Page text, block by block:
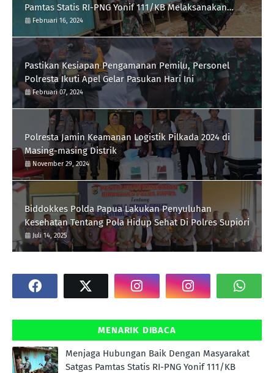
Pamtas Statis RI-PNG Yonif 111/KB Melaksanakan
Silaturrahmi
Februari 16, 2024
Pastikan Kesiapan Pengamanan Pemilu, Personel
Polresta Ikuti Apel Gelar Pasukan Hari Ini
Februari 07, 2024
Polresta Jamin Keamanan Logistik Pilkada 2024 di
Masing-masing Distrik
November 29, 2024
Biddokkes Polda Papua Lakukan Penyuluhan
Kesehatan Tentang Pola Hidup Sehat Di Polres Supiori
Juli 14, 2025
MENARIK DIBACA
Menjaga Hubungan Baik Dengan Masyarakat
Satgas Pamtas Statis RI-PNG Yonif 111/KB